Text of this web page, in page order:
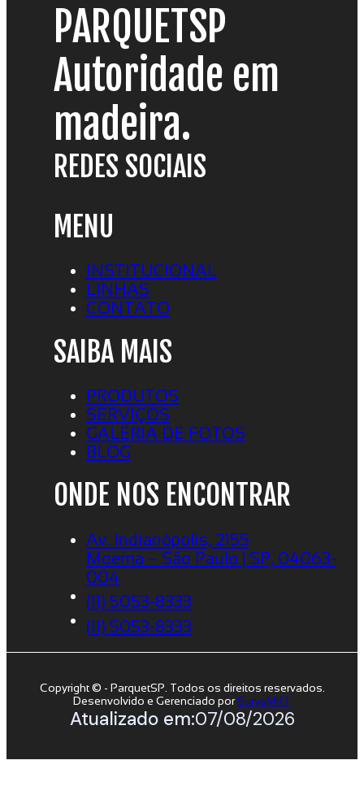
PARQUETSP
Autoridade em
madeira.
REDES SOCIAIS
MENU
INSTITUCIONAL
LINHAS
CONTATO
SAIBA MAIS
PRODUTOS
SERVIÇOS
GALERIA DE FOTOS
BLOG
ONDE NOS ENCONTRAR
Av. Indianópolis, 2155
Moema – São Paulo | SP, 04063-
004
(11) 5053-8333
(11) 5053-8333
Copyright © - ParquetSP. Todos os direitos reservados.
Desenvolvido e Gerenciado porSuryaMKT
Atualizado em:07/08/2026